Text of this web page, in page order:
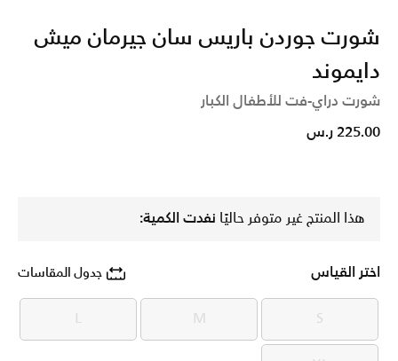
شورت جوردن باريس سان جيرمان ميش
دايموند
شورت دراي-فت للأطفال الكبار
225.00 ر.س
هذا المنتج غير متوفر حاليًا نفدت الكمية:
اختر القياس جدول المقاسات
S
S
M
M
L
L